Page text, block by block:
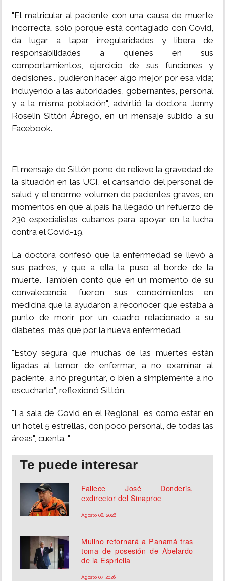
"El matricular al paciente con una causa de muerte
incorrecta, sólo porque está contagiado con Covid,
da lugar a tapar irregularidades y libera de
responsabilidades a quienes en sus
comportamientos, ejercicio de sus funciones y
decisiones... pudieron hacer algo mejor por esa vida;
incluyendo a las autoridades, gobernantes, personal
y a la misma población", advirtió la doctora Jenny
Roselin Sittón Ábrego, en un mensaje subido a su
Facebook.
El mensaje de Sittón pone de relieve la gravedad de
la situación en las UCI, el cansancio del personal de
salud y el enorme volumen de pacientes graves, en
momentos en que al país ha llegado un refuerzo de
230 especialistas cubanos para apoyar en la lucha
contra el Covid-19.
La doctora confesó que la enfermedad se llevó a
sus padres, y que a ella la puso al borde de la
muerte. También contó que en un momento de su
convalecencia, fueron sus conocimientos en
medicina que la ayudaron a reconocer que estaba a
punto de morir por un cuadro relacionado a su
diabetes, más que por la nueva enfermedad.
"Estoy segura que muchas de las muertes están
ligadas al temor de enfermar, a no examinar al
paciente, a no preguntar, o bien a simplemente a no
escucharlo", reflexionó Sittón.
"La sala de Covid en el Regional, es como estar en
un hotel 5 estrellas, con poco personal, de todas las
áreas", cuenta. "
Te puede interesar
Fallece José Donderis,
exdirector del Sinaproc
Agosto 08, 2026
Mulino retornará a Panamá tras
toma de posesión de Abelardo
de la Espriella
Agosto 07, 2026